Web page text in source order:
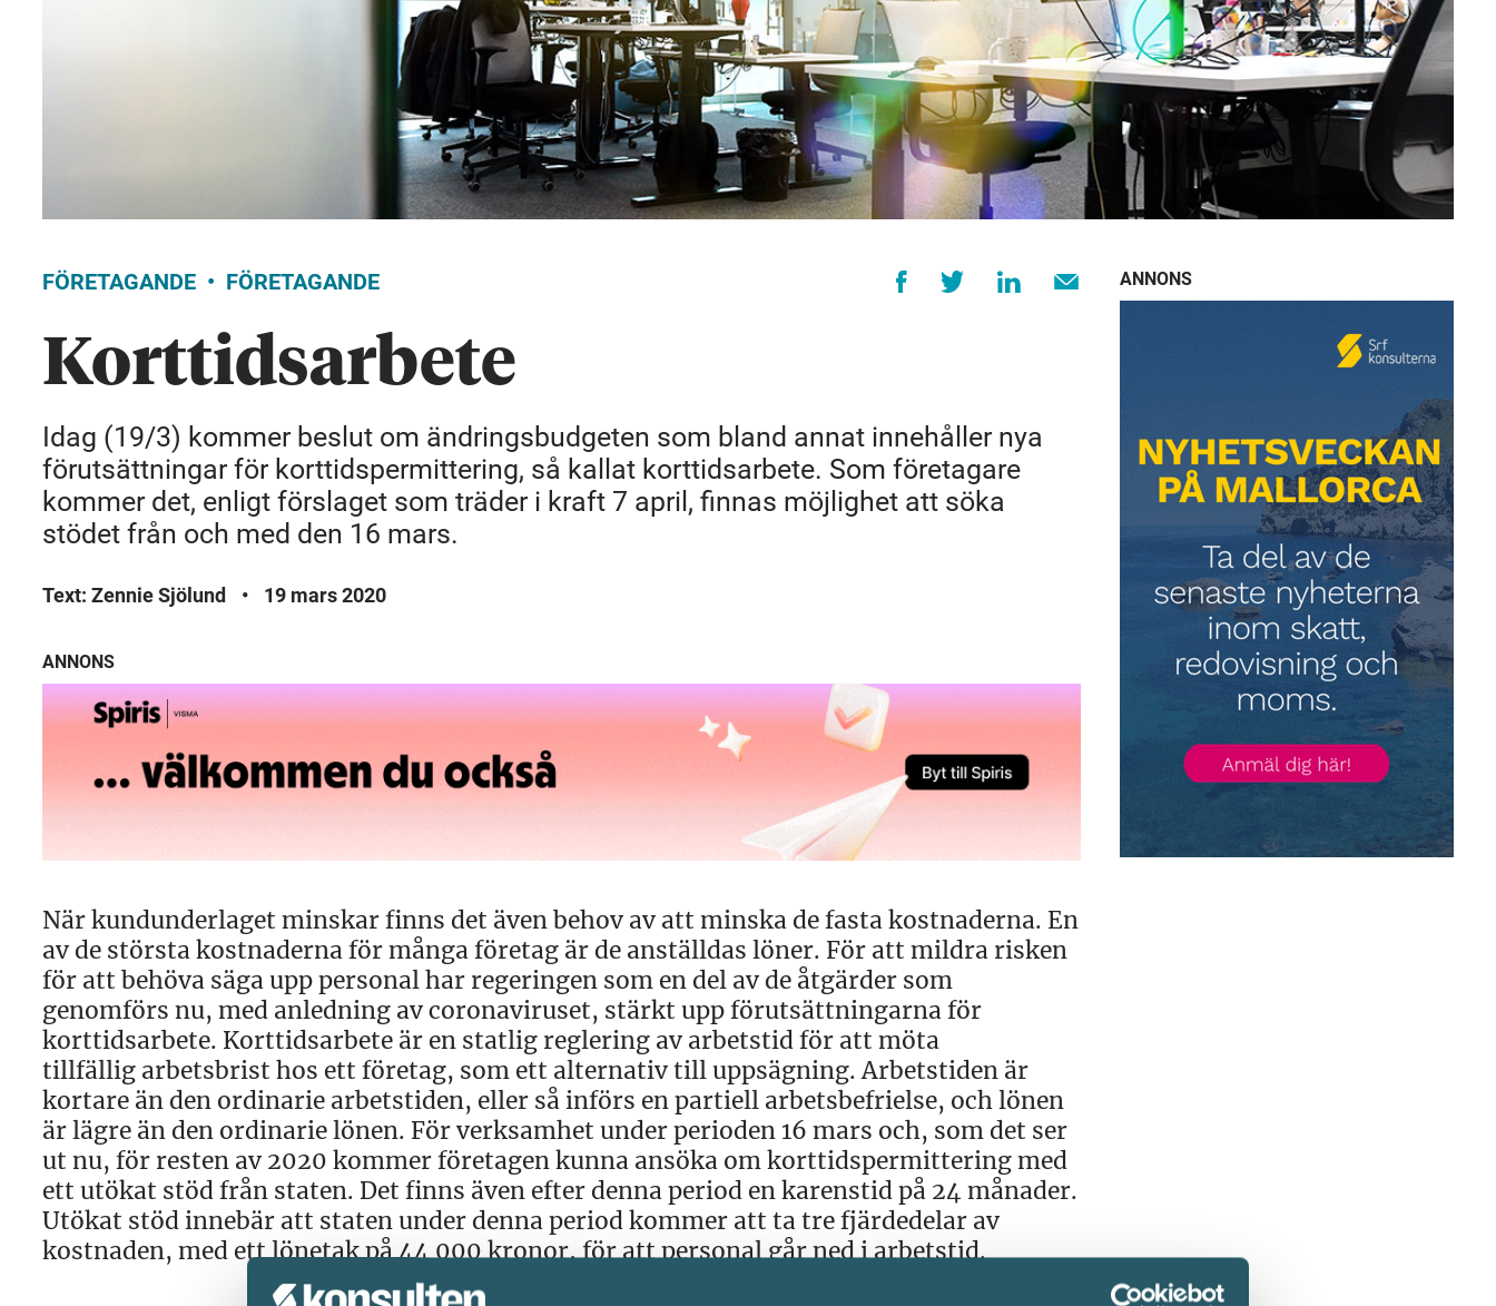
FÖRETAGANDE FÖRETAGANDE
Korttidsarbete
Idag (19/3) kommer beslut om ändringsbudgeten som bland annat innehåller nya
förutsättningar för korttidspermittering, så kallat korttidsarbete. Som företagare
kommer det, enligt förslaget som träder i kraft 7 april, finnas möjlighet att söka
stödet från och med den 16 mars.
Text: Zennie Sjölund • 19 mars 2020
ANNONS
När kundunderlaget minskar finns det även behov av att minska de fasta kostnaderna. En
av de största kostnaderna för många företag är de anställdas löner. För att mildra risken
för att behöva säga upp personal har regeringen som en del av de åtgärder som
genomförs nu, med anledning av coronaviruset, stärkt upp förutsättningarna för
korttidsarbete. Korttidsarbete är en statlig reglering av arbetstid för att möta
tillfällig arbetsbrist hos ett företag, som ett alternativ till uppsägning. Arbetstiden är
kortare än den ordinarie arbetstiden, eller så införs en partiell arbetsbefrielse, och lönen
är lägre än den ordinarie lönen. För verksamhet under perioden 16 mars och, som det ser
ut nu, för resten av 2020 kommer företagen kunna ansöka om korttidspermittering med
ett utökat stöd från staten. Det finns även efter denna period en karenstid på 24 månader.
Utökat stöd innebär att staten under denna period kommer att ta tre fjärdedelar av
kostnaden, med ett lönetak på 44 000 kronor, för att personal går ned i arbetstid.
ANNONS